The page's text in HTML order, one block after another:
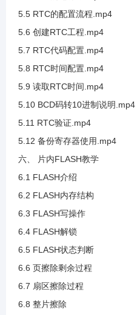
3.30 硬件
3.36 硬件IIC无法应答
3.37 硬件IIC
5.5 RTC的配置流程.mp4
5.6 创建RTC工程.mp4
5.7 RTC代码配置.mp4
5.8 RTC时间配置.mp4
5.9 读取RTC时间.mp4
5.10 BCD码转10进制说明.mp4
5.11 RTC验证.mp4
5.12 备份寄存器使用.mp4
六、 片内FLASH教学
6.1 FLASH介绍
6.2 FLASH内存结构
6.3 FLASH写操作
6.4 FLASH解锁
6.5 FLASH状态判断
6.6 页擦除剩余过程
6.7 扇区擦除过程
6.8 整片擦除